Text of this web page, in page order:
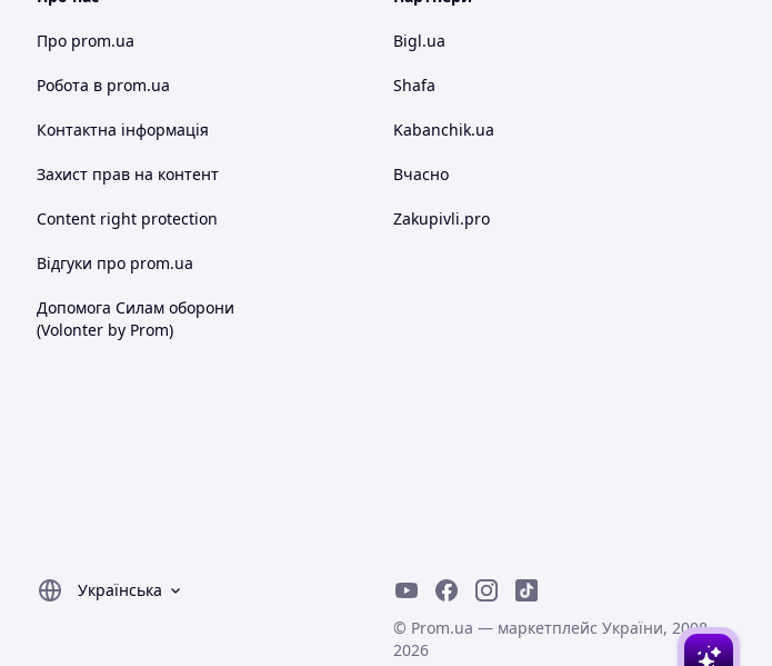
Про prom.ua
Робота в prom.ua
Контактна інформація
Захист прав на контент
Content right protection
Відгуки про prom.ua
Допомога Силам оборони
(Volonter by Prom)
Bigl.ua
Shafa
Kabanchik.ua
Вчасно
Zakupivli.pro
Українська
© Prom.ua — маркетплейс України, 2008-
2026